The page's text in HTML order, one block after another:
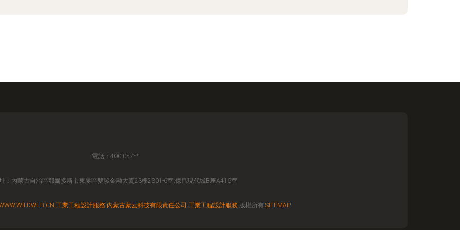
電話：400-057**
：內蒙古自治區鄂爾多斯市東勝區雙駿金融大廈23樓2301-6室;億昌現代城B座A416室
工業工程設計服務 內蒙古蒙云科技有限責任公司 工業工程設計服務 版權所有 SITEMAP